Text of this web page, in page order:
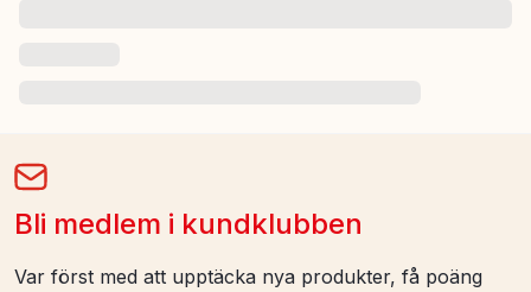
Bli medlem i kundklubben
Var först med att upptäcka nya produkter, få poäng